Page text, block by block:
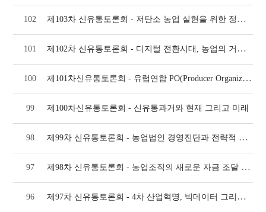
102 제103차 신유통토론회 - 저탄소 농업 실현을 위한 정책토론회
101 제102차 신유통토론회 - 디지털 전환시대, 농업의 거대한 변화
100 제101차신유통토론회 - 유럽연합 PO(Producer Organization)제도와 국내
99 제100차신유통토론회 - 신유통과거와 현재 그리고 미래
98 제99차 신유통토론회 - 농업법인 경영진단과 전략적 사고
97 제98차 신유통토론회 - 농업조직의 새로운 자금 조달 방안
96 제97차 신유통토론회 - 4차 산업혁명, 빅데이터 그리고 농식품유통